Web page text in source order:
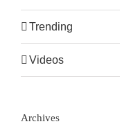
Trending
Videos
Archives